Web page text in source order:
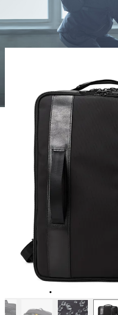
HOME>beruf baggage> 【beruf baggage /
COMMUTER 2x3WAY BRIEF PACK HA ビジ